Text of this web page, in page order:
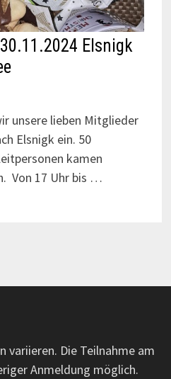
Elsnigk
unsere lieben Mitglieder
Elsnigk ein. 50
kamen
Von 17 Uhr bis …
variieren. Die Teilnahme am
Anmeldung möglich.